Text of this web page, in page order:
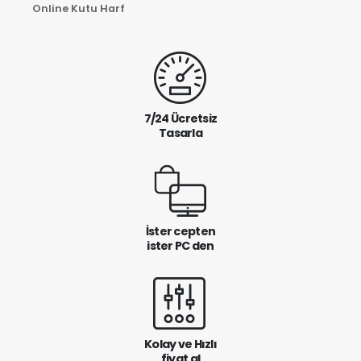
Online Kutu Harf
7/24 Ücretsiz
Tasarla
İster cepten
ister PC den
Kolay ve Hızlı